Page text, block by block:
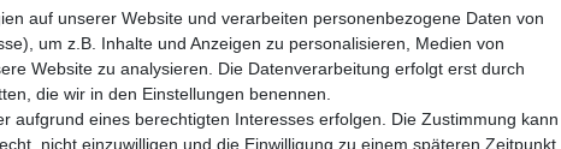
AGB
Datenschutz
Impressum
Vertrag widerrufen
Mein Konto
auf unserer Website und verarbeiten personenbezogene Daten von
um z.B. Inhalte und Anzeigen zu personalisieren, Medien von
Website zu analysieren. Die Datenverarbeitung erfolgt erst durch
die wir in den Einstellungen benennen.
aufgrund eines berechtigten Interesses erfolgen. Die Zustimmung kann
nicht einzuwilligen und die Einwilligung zu einem späteren Zeitpunkt